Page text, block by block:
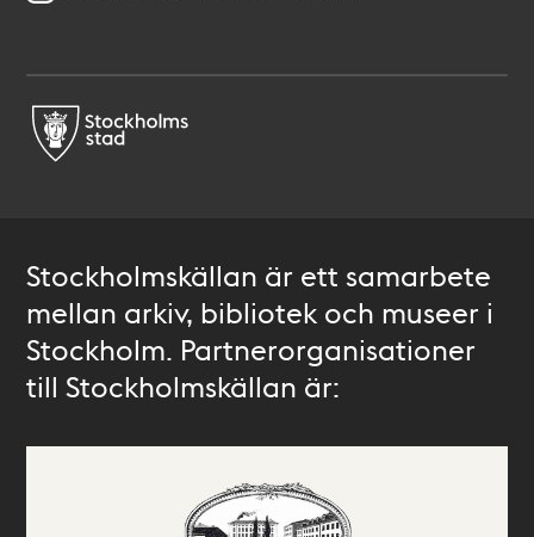
Stockholmskällan är ett samarbete
mellan arkiv, bibliotek och museer i
Stockholm. Partnerorganisationer
till Stockholmskällan är: